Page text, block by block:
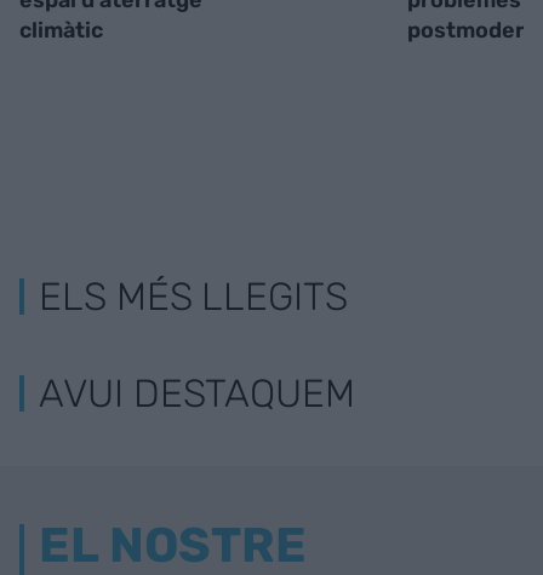
climàtic
ELS MÉS LLEGITS
AVUI DESTAQUEM
EL NOSTRE